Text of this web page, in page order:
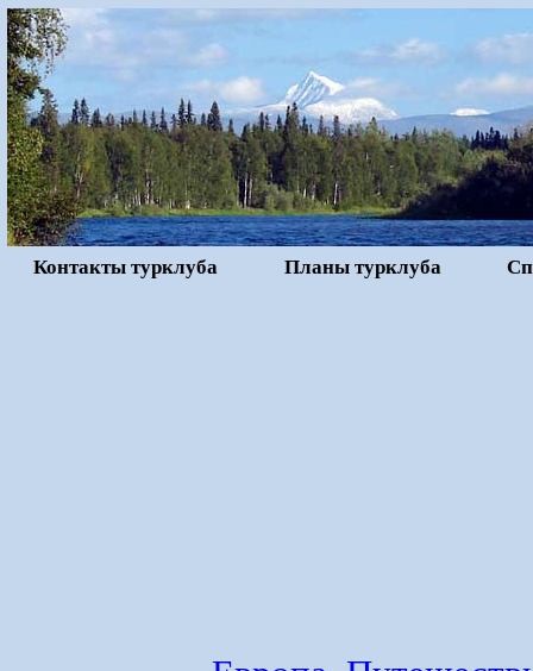
Контакты турклуба Планы турклуба